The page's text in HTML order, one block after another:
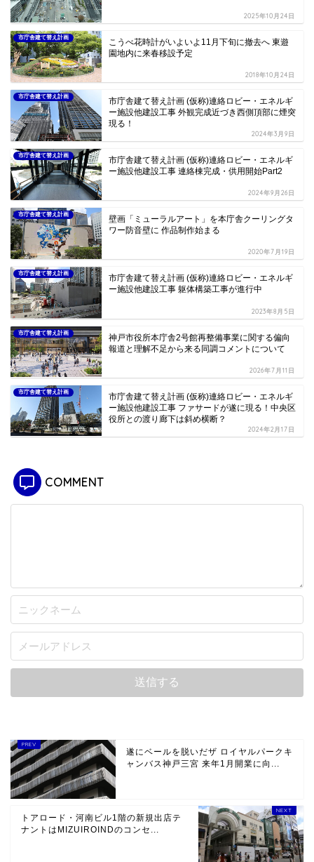
2025年10月24日
市庁舎建て替え計画
こうべ花時計がいよいよ11月下旬に撤去へ 東遊
園地内に来春移設予定
2018年10月24日
市庁舎建て替え計画
市庁舎建て替え計画 (仮称)連絡ロビー・エネルギ
ー施設他建設工事 外観完成近づき西側頂部に煙突
現る！
2024年3月9日
市庁舎建て替え計画
市庁舎建て替え計画 (仮称)連絡ロビー・エネルギ
ー施設他建設工事 連絡棟完成・供用開始Part2
2024年9月26日
市庁舎建て替え計画
壁画「ミューラルアート」を本庁舎クーリングタ
ワー防音壁に 作品制作始まる
2020年7月19日
市庁舎建て替え計画
市庁舎建て替え計画 (仮称)連絡ロビー・エネルギ
ー施設他建設工事 躯体構築工事が進行中
2023年8月5日
市庁舎建て替え計画
神戸市役所本庁舎2号館再整備事業に関する偏向
報道と理解不足から来る同調コメントについて
2026年7月11日
市庁舎建て替え計画
市庁舎建て替え計画 (仮称)連絡ロビー・エネルギ
ー施設他建設工事 ファサードが遂に現る！中央区
役所との渡り廊下は斜め横断？
2024年2月17日
COMMENT
遂にベールを脱いだザ ロイヤルパークキ
ャンバス神戸三宮 来年1月開業に向...
トアロード・河南ビル1階の新規出店テ
ナントはMIZUIROINDのコンセ...